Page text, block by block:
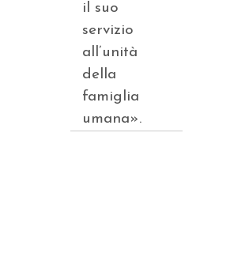
il suo
servizio
all’unità
della
famiglia
umana».